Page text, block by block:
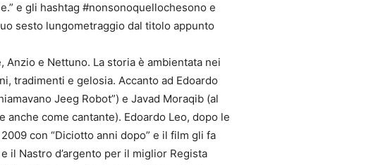
e gli hashtag #nonsonoquellochesono e
sesto lungometraggio dal titolo appunto
e Nettuno. La storia è ambientata nei
tradimenti e gelosia. Accanto ad Edoardo
Jeeg Robot”) e Javad Moraqib (al
come cantante). Edoardo Leo, dopo le
con “Diciotto anni dopo” e il film gli fa
il Nastro d’argento per il miglior Regista